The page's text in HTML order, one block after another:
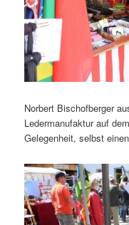
Norbert Bischofberger
Ledermanufaktur auf
Gelegenheit, selbst